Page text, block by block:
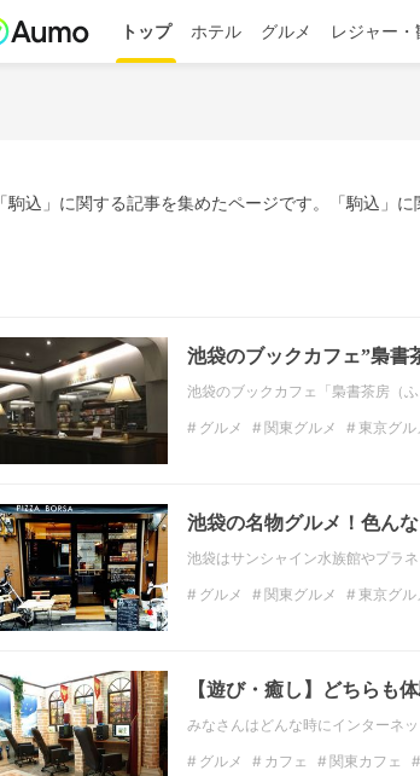
トップ ホテル グルメ レジャー・
「駒込」に関する記事を集めたページです。「駒込」
池袋のブックカフェ”梟
池袋のブックカフェ「梟書茶房（
グルメ 関東グルメ 東京グル
池袋の名物グルメ！色ん
池袋はサンシャイン水族館やプラ
グルメ 関東グルメ 東京グル
【遊び・癒し】どちらも
みなさんはどんな時にインターネ
グルメ カフェ 関東カフェ